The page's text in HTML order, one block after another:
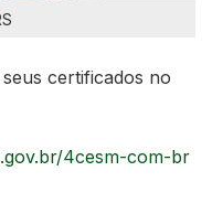
certificados no
4cesm-com-br